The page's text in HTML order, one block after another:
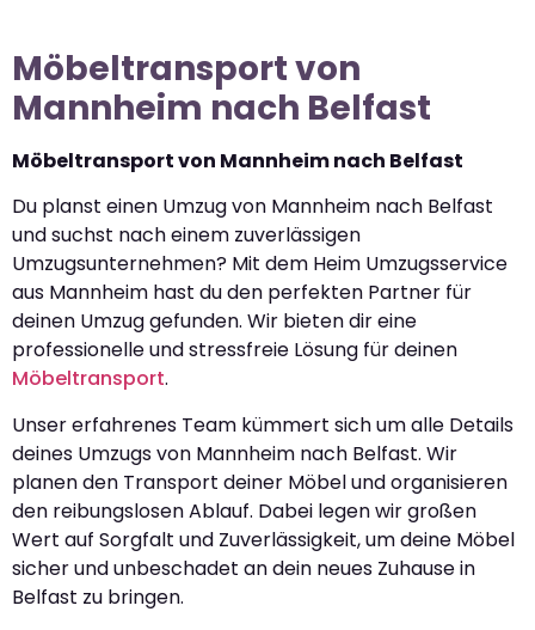
Möbeltransport von
Mannheim nach Belfast
Möbeltransport von Mannheim nach Belfast
Du planst einen Umzug von Mannheim nach Belfast
und suchst nach einem zuverlässigen
Umzugsunternehmen? Mit dem Heim Umzugsservice
aus Mannheim hast du den perfekten Partner für
deinen Umzug gefunden. Wir bieten dir eine
professionelle und stressfreie Lösung für deinen
Möbeltransport.
Unser erfahrenes Team kümmert sich um alle Details
deines Umzugs von Mannheim nach Belfast. Wir
planen den Transport deiner Möbel und organisieren
den reibungslosen Ablauf. Dabei legen wir großen
Wert auf Sorgfalt und Zuverlässigkeit, um deine Möbel
sicher und unbeschadet an dein neues Zuhause in
Belfast zu bringen.